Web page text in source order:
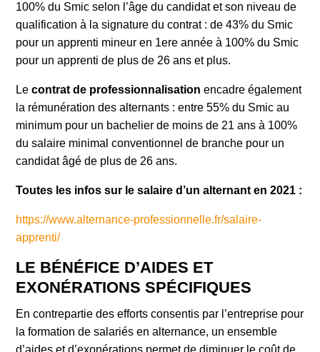
100% du Smic selon l’âge du candidat et son niveau de
qualification à la signature du contrat : de 43% du Smic
pour un apprenti mineur en 1ere année à 100% du Smic
pour un apprenti de plus de 26 ans et plus.
Lecontrat de professionnalisation encadre également
la rémunération des alternants : entre 55% du Smic au
minimum pour un bachelier de moins de 21 ans à 100%
du salaire minimal conventionnel de branche pour un
candidat âgé de plus de 26 ans.
Toutes les infos sur le salaire d’un alternant en 2021 :
https://www.alternance-professionnelle.fr/salaire-
apprenti/
LE BÉNÉFICE D’AIDES ET
EXONÉRATIONS SPÉCIFIQUES
En contrepartie des efforts consentis par l’entreprise pour
la formation de salariés en alternance, un ensemble
d’aides et d’exonérations permet de diminuer le coût de